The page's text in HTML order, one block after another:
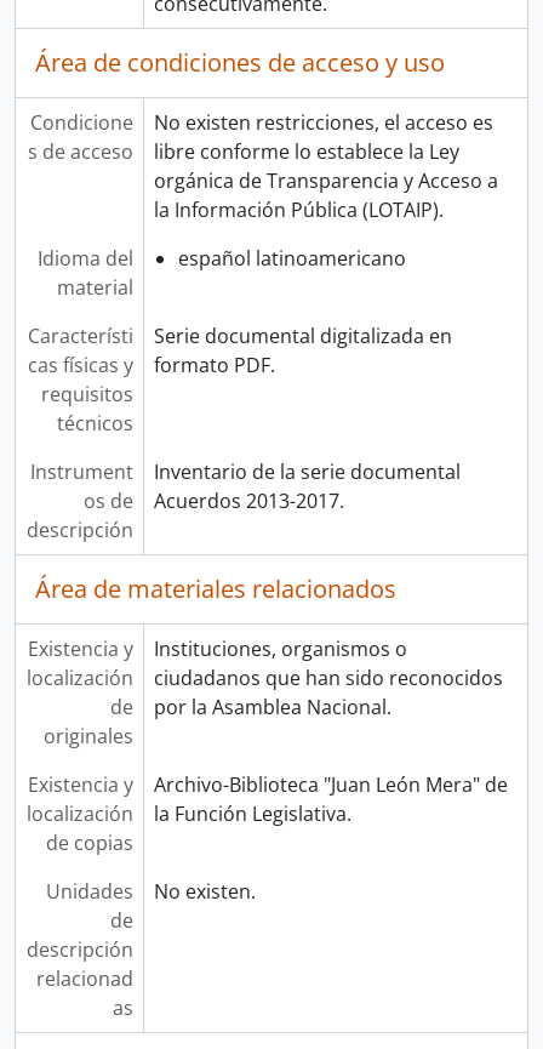
Área de condiciones de acceso y uso
Condicione
s de acceso
No existen restricciones, el acceso es
libre conforme lo establece la Ley
orgánica de Transparencia y Acceso a
la Información Pública (LOTAIP).
Idioma del
material
español latinoamericano
Característi
cas físicas y
requisitos
técnicos
Serie documental digitalizada en
formato PDF.
Instrument
os de
descripción
Inventario de la serie documental
Acuerdos 2013-2017.
Área de materiales relacionados
Existencia y
localización
de
originales
Instituciones, organismos o
ciudadanos que han sido reconocidos
por la Asamblea Nacional.
Existencia y
localización
de copias
Archivo-Biblioteca "Juan León Mera" de
la Función Legislativa.
Unidades
de
descripción
relacionad
as
No existen.